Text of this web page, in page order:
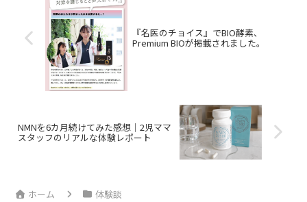
『名医のチョイス』でBIO酵素、
Premium BIOが掲載されました。
NMNを6カ月続けてみた感想｜2児ママ
スタッフのリアルな体験レポート
ホーム 体験談